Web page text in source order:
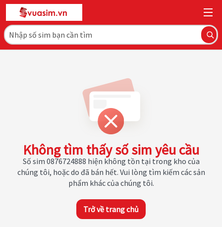
Không tìm thấy số sim yêu cầu
Số sim 0876724888 hiện không tồn tại trong kho của
chúng tôi, hoặc do đã bán hết. Vui lòng tìm kiếm các sản
phẩm khác của chúng tôi.
Trở về trang chủ